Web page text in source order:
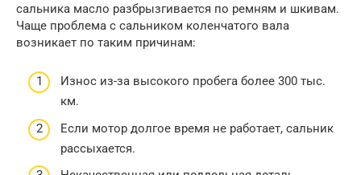
сальника масло разбрызгивается по ремням и шкивам.
Чаще проблема с сальником коленчатого вала
возникает по таким причинам:
Износ из-за высокого пробега более 300 тыс.
км.
Если мотор долгое время не работает, сальник
рассыхается.